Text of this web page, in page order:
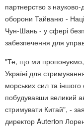
партнерство з науково-
оборони Тайваню -
Чун-Шань - у сфері
забезпечення для
"Те, що ми пропонуємо,
Україні для
морських сил та
побудувавши великий
стримувати Китай", -
директор Auterion